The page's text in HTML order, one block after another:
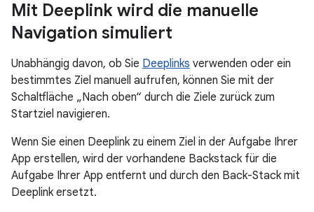
Mit Deeplink wird die manuelle
Navigation simuliert
Unabhängig davon, ob Sie Deeplinks verwenden oder ein
bestimmtes Ziel manuell aufrufen, können Sie mit der
Schaltfläche „Nach oben“ durch die Ziele zurück zum
Startziel navigieren.
Wenn Sie einen Deeplink zu einem Ziel in der Aufgabe Ihrer
App erstellen, wird der vorhandene Backstack für die
Aufgabe Ihrer App entfernt und durch den Back-Stack mit
Deeplink ersetzt.